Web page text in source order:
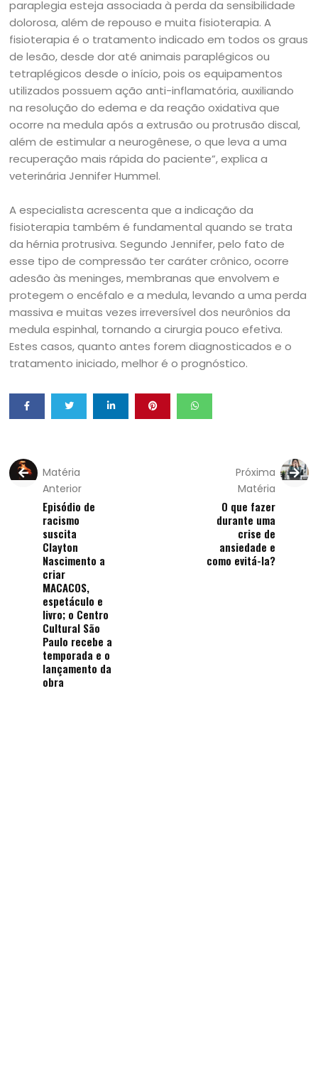
paraplegia esteja associada à perda da sensibilidade
dolorosa, além de repouso e muita fisioterapia. A
fisioterapia é o tratamento indicado em todos os graus
de lesão, desde dor até animais paraplégicos ou
tetraplégicos desde o início, pois os equipamentos
utilizados possuem ação anti-inflamatória, auxiliando
na resolução do edema e da reação oxidativa que
ocorre na medula após a extrusão ou protrusão discal,
além de estimular a neurogênese, o que leva a uma
recuperação mais rápida do paciente”, explica a
veterinária Jennifer Hummel.
A especialista acrescenta que a indicação da
fisioterapia também é fundamental quando se trata
da hérnia protrusiva. Segundo Jennifer, pelo fato de
esse tipo de compressão ter caráter crônico, ocorre
adesão às meninges, membranas que envolvem e
protegem o encéfalo e a medula, levando a uma perda
massiva e muitas vezes irreversível dos neurônios da
medula espinhal, tornando a cirurgia pouco efetiva.
Estes casos, quanto antes forem diagnosticados e o
tratamento iniciado, melhor é o prognóstico.
Matéria
Anterior
Episódio de
racismo
suscita
Clayton
Nascimento a
criar
MACACOS,
espetáculo e
livro; o Centro
Cultural São
Paulo recebe a
temporada e o
lançamento da
obra
Próxima
Matéria
O que fazer
durante uma
crise de
ansiedade e
como evitá-la?